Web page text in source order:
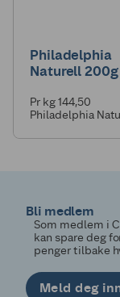
Philadelphia
Naturell 200g
Pr kg 144,50
Philadelphia
Bli medlem
Som medlem i
kan spare deg
penger tilbake
Meld deg